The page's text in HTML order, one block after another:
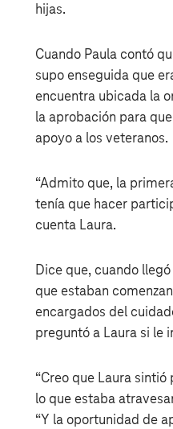
hijas.
Cuando Paula contó
supo enseguida que
encuentra ubicada la
la aprobación para
apoyo a los veteranos.
“Admito que, la
tenía que hacer
cuenta Laura.
Dice que, cuando
que estaban
encargados del
preguntó a Laura si le
“Creo que Laura
lo que estaba
“Y la oportunidad de